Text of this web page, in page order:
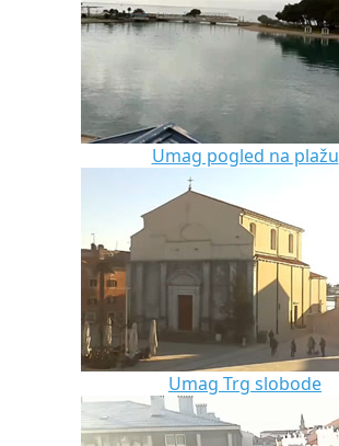
Umag pogled na plažu
Umag Trg slobode